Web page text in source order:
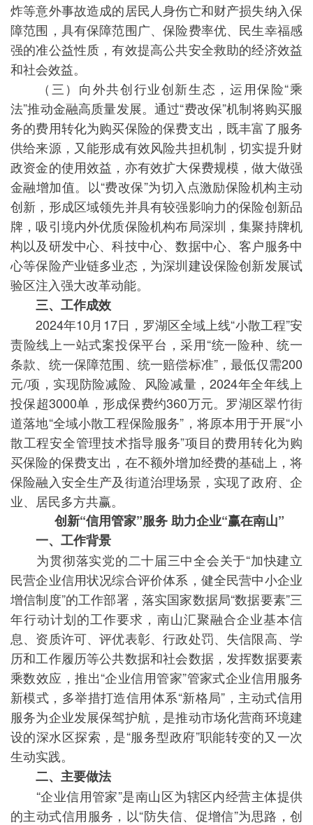
炸等意外事故造成的居民人身伤亡和财产损失纳入保
障范围，具有保障范围广、保险费率优、民生幸福感
强的准公益性质，有效提高公共安全救助的经济效益
和社会效益。
（三）向外共创行业创新生态，运用保险“乘
法”推动金融高质量发展。通过“费改保”机制将购买服
务的费用转化为购买保险的保费支出，既丰富了服务
供给来源，又能形成有效风险共担机制，切实提升财
政资金的使用效益，亦有效扩大保费规模，做大做强
金融增加值。以“费改保”为切入点激励保险机构主动
创新，形成区域领先并具有较强影响力的保险创新品
牌，吸引境内外优质保险机构布局深圳，集聚持牌机
构以及研发中心、科技中心、数据中心、客户服务中
心等保险产业链多业态，为深圳建设保险创新发展试
验区注入强大改革动能。
三、工作成效
2024年10月17日，罗湖区全域上线“小散工程”安
责险线上一站式案投保平台，采用“统一险种、统一
条款、统一保障范围、统一赔偿标准”，最低仅需200
元/项，实现防险减险、风险减量，2024年全年线上
投保超3000单，形成保费约360万元。罗湖区翠竹街
道落地“全域小散工程保险服务”，将原本用于开展“小
散工程安全管理技术指导服务”项目的费用转化为购
买保险的保费支出，在不额外增加经费的基础上，将
保险融入安全生产及街道治理场景，实现了政府、企
业、居民多方共赢。
创新“信用管家”服务 助力企业“赢在南山”
一、工作背景
为贯彻落实党的二十届三中全会关于“加快建立
民营企业信用状况综合评价体系，健全民营中小企业
增信制度”的工作部署，落实国家数据局“数据要素”三
年行动计划的工作要求，南山汇聚融合企业基本信
息、资质许可、评优表彰、行政处罚、失信限高、学
历和工作履历等公共数据和社会数据，发挥数据要素
乘数效应，推出“企业信用管家”管家式企业信用服务
新模式，多举措打造信用体系“新格局”，主动式信用
服务为企业发展保驾护航，是推动市场化营商环境建
设的深水区探索，是“服务型政府”职能转变的又一次
生动实践。
二、主要做法
“企业信用管家”是南山区为辖区内经营主体提供
的主动式信用服务，以“防失信、促增信”为思路，创